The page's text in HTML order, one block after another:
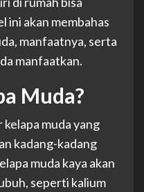
ini akan membahas
manfaatnya, serta
manfaatkan.
Muda?
muda yang
kadang-kadang
muda kaya akan
seperti kalium